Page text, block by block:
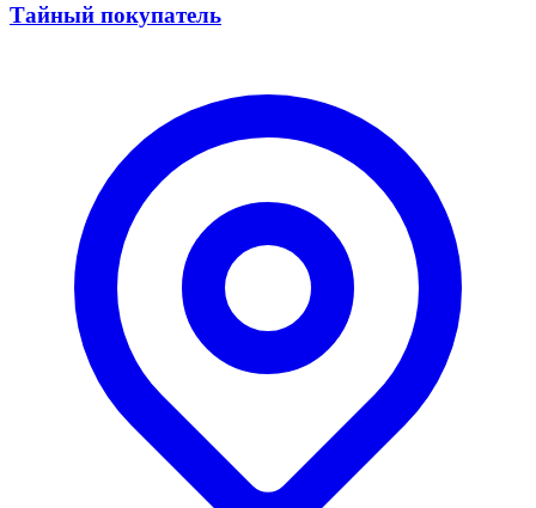
Тайный покупатель